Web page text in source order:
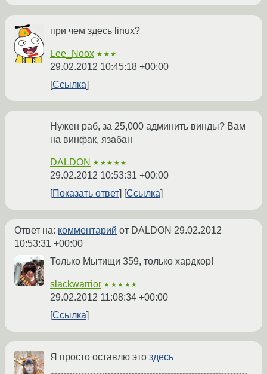
при чем здесь linux?
Lee_Noox ★★★
29.02.2012 10:45:18 +00:00
Ссылка
Нужен раб, за 25,000 админить винды? Вам
на винфак, язабан
DALDON ★★★★★
29.02.2012 10:53:31 +00:00
Показать ответ
Ссылка
Ответ на: комментарий от DALDON 29.02.2012
10:53:31 +00:00
Только Мытищи 359, только хардкор!
slackwarrior ★★★★★
29.02.2012 11:08:34 +00:00
Ссылка
Я просто оставлю это здесь